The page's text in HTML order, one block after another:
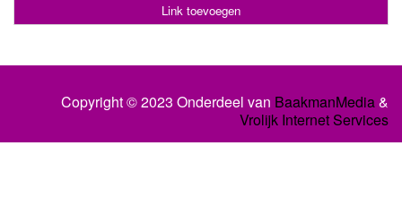
Link toevoegen
Copyright © 2023 Onderdeel van BaakmanMedia&
Vrolijk Internet Services